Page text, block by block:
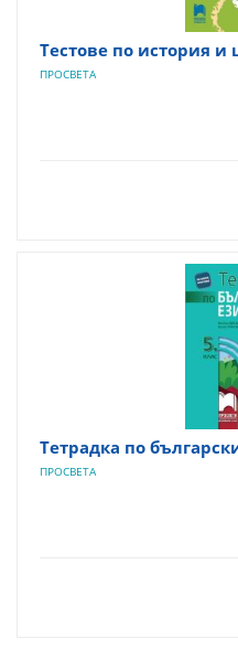
Тестове по история и
ПРОСВЕТА
Тетрадка по
ПРОСВЕТА